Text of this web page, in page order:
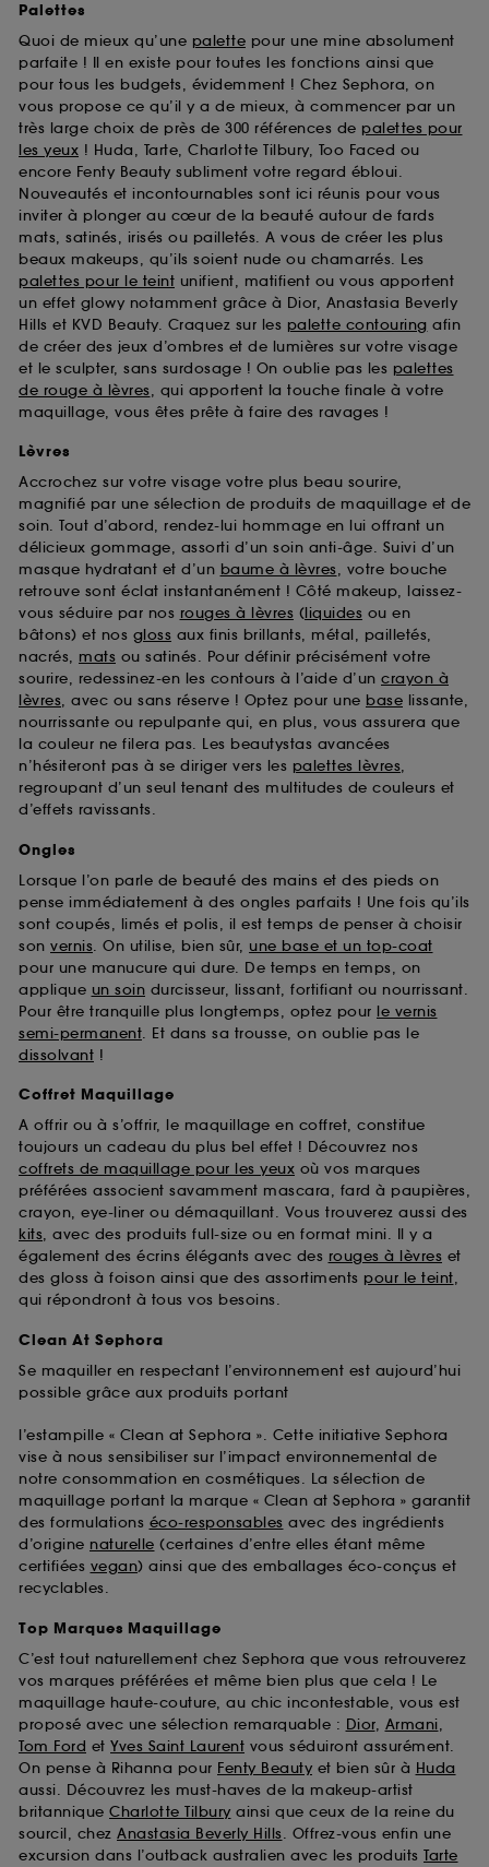
Palettes
Quoi de mieux qu’une palette pour une mine absolument
parfaite ! Il en existe pour toutes les fonctions ainsi que
pour tous les budgets, évidemment ! Chez Sephora, on
vous propose ce qu’il y a de mieux, à commencer par un
très large choix de près de 300 références de palettes pour
les yeux ! Huda, Tarte, Charlotte Tilbury, Too Faced ou
encore Fenty Beauty subliment votre regard ébloui.
Nouveautés et incontournables sont ici réunis pour vous
inviter à plonger au cœur de la beauté autour de fards
mats, satinés, irisés ou pailletés. A vous de créer les plus
beaux makeups, qu’ils soient nude ou chamarrés. Les
palettes pour le teint unifient, matifient ou vous apportent
un effet glowy notamment grâce à Dior, Anastasia Beverly
Hills et KVD Beauty. Craquez sur les palette contouring afin
de créer des jeux d’ombres et de lumières sur votre visage
et le sculpter, sans surdosage ! On oublie pas les palettes
de rouge à lèvres, qui apportent la touche finale à votre
maquillage, vous êtes prête à faire des ravages !
Lèvres
Accrochez sur votre visage votre plus beau sourire,
magnifié par une sélection de produits de maquillage et de
soin. Tout d’abord, rendez-lui hommage en lui offrant un
délicieux gommage, assorti d’un soin anti-âge. Suivi d’un
masque hydratant et d’un baume à lèvres, votre bouche
retrouve sont éclat instantanément ! Côté makeup, laissez-
vous séduire par nos rouges à lèvres (liquides ou en
bâtons) et nos gloss aux finis brillants, métal, pailletés,
nacrés, mats ou satinés. Pour définir précisément votre
sourire, redessinez-en les contours à l’aide d’un crayon à
lèvres, avec ou sans réserve ! Optez pour une base lissante,
nourrissante ou repulpante qui, en plus, vous assurera que
la couleur ne filera pas. Les beautystas avancées
n’hésiteront pas à se diriger vers les palettes lèvres,
regroupant d’un seul tenant des multitudes de couleurs et
d’effets ravissants.
Ongles
Lorsque l’on parle de beauté des mains et des pieds on
pense immédiatement à des ongles parfaits ! Une fois qu’ils
sont coupés, limés et polis, il est temps de penser à choisir
son vernis. On utilise, bien sûr, une base et un top-coat
pour une manucure qui dure. De temps en temps, on
applique un soin durcisseur, lissant, fortifiant ou nourrissant.
Pour être tranquille plus longtemps, optez pour le vernis
semi-permanent. Et dans sa trousse, on oublie pas le
dissolvant !
Coffret Maquillage
A offrir ou à s’offrir, le maquillage en coffret, constitue
toujours un cadeau du plus bel effet ! Découvrez nos
coffrets de maquillage pour les yeux où vos marques
préférées associent savamment mascara, fard à paupières,
crayon, eye-liner ou démaquillant. Vous trouverez aussi des
kits, avec des produits full-size ou en format mini. Il y a
également des écrins élégants avec des rouges à lèvres et
des gloss à foison ainsi que des assortiments pour le teint,
qui répondront à tous vos besoins.
Clean At Sephora
Se maquiller en respectant l’environnement est aujourd’hui
possible grâce aux produits portant
l’estampille « Clean at Sephora ». Cette initiative Sephora
vise à nous sensibiliser sur l’impact environnemental de
notre consommation en cosmétiques. La sélection de
maquillage portant la marque « Clean at Sephora » garantit
des formulations éco-responsables avec des ingrédients
d’origine naturelle (certaines d’entre elles étant même
certifiées vegan) ainsi que des emballages éco-conçus et
recyclables.
Top Marques Maquillage
C’est tout naturellement chez Sephora que vous retrouverez
vos marques préférées et même bien plus que cela ! Le
maquillage haute-couture, au chic incontestable, vous est
proposé avec une sélection remarquable : Dior, Armani,
Tom Ford et Yves Saint Laurent vous séduiront assurément.
On pense à Rihanna pour Fenty Beauty et bien sûr à Huda
aussi. Découvrez les must-haves de la makeup-artist
britannique Charlotte Tilbury ainsi que ceux de la reine du
sourcil, chez Anastasia Beverly Hills. Offrez-vous enfin une
excursion dans l’outback australien avec les produits Tarte